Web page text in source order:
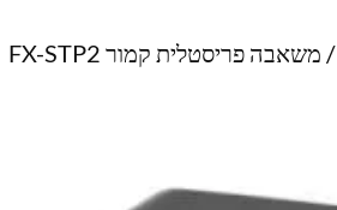
/ משאבה פריסטלית קמור FX-STP2